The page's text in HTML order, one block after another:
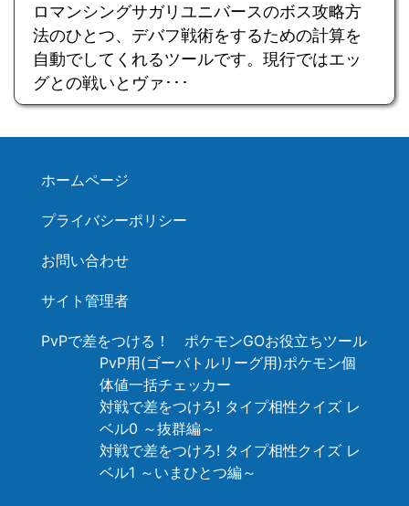
ロマンシングサガリユニバースのボス攻略方
法のひとつ、デバフ戦術をするための計算を
自動でしてくれるツールです。現行ではエッ
グとの戦いとヴァ･･･
ホームページ
プライバシーポリシー
お問い合わせ
サイト管理者
PvPで差をつける！ ポケモンGOお役立ちツール
PvP用(ゴーバトルリーグ用)ポケモン個
体値一括チェッカー
対戦で差をつけろ! タイプ相性クイズ レ
ベル0 ～抜群編～
対戦で差をつけろ! タイプ相性クイズ レ
ベル1 ～いまひとつ編～